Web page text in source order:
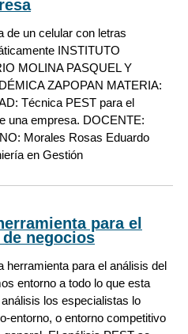
de un celular con letras
INSTITUTO
MOLINA PASQUEL Y
ZAPOPAN MATERIA:
Técnica PEST para el
una empresa. DOCENTE:
Morales Rosas Eduardo
en Gestión
para el
negocios
herramienta para el análisis del
entorno a todo lo que esta
los especialistas lo
entorno, o entorno competitivo